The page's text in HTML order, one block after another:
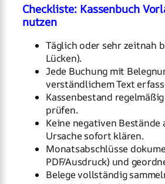
Checkliste: Kassenbuch
nutzen
Täglich oder sehr zeitnah
Lücken).
Jede Buchung mit
verständlichem Text
Kassenbestand
prüfen.
Keine negativen Bestände
Ursache sofort klären.
Monatsabschlüsse
PDF/Ausdruck) und
Belege vollständig